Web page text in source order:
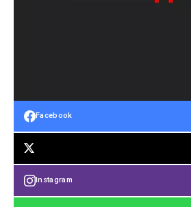
Facebook
Instagram